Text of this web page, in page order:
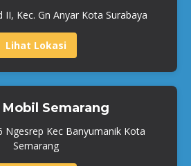
II, Kec. Gn Anyar Kota Surabaya
Lihat Lokasi
Mobil Semarang
Ngesrep Kec Banyumanik Kota
Semarang